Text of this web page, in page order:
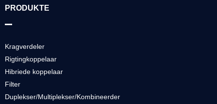
PRODUKTE
Kragverdeler
Rigtingkoppelaar
Hibriede koppelaar
Filter
Duplekser/Multiplekser/Kombineerder